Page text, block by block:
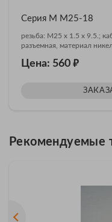
Серия М M25-18
резьба: M25 x 1.5 x 9.5.;
разъемная, материал
Цена: 560 ₽
Рекомендуемые